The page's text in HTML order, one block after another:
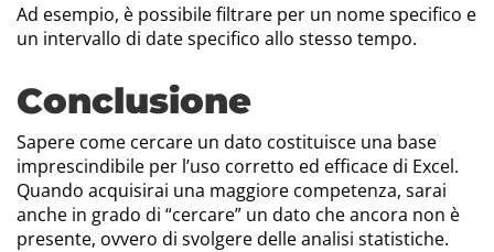
Ad esempio, è possibile filtrare per un nome specifico e
un intervallo di date specifico allo stesso tempo.
Conclusione
Sapere come cercare un dato costituisce una base
imprescindibile per l’uso corretto ed efficace di Excel.
Quando acquisirai una maggiore competenza, sarai
anche in grado di “cercare” un dato che ancora non è
presente, ovvero di svolgere delle analisi statistiche.